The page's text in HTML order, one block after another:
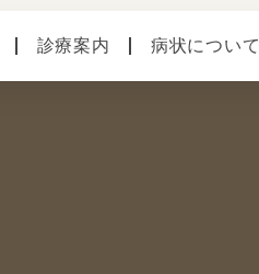
診療案内 病状について